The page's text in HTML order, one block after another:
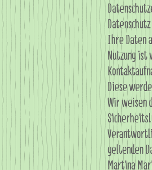
Datenschutz
Ihre Daten
Nutzung ist
Diese
Wir weisen
geltenden
Martina